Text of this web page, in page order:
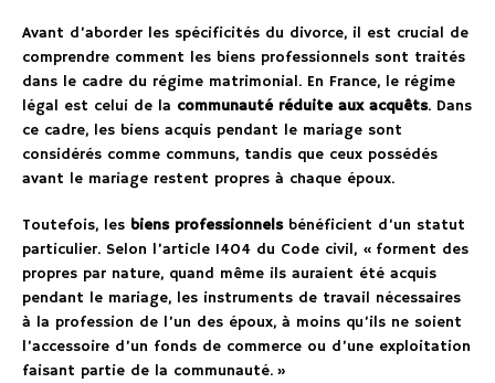
Avant d’aborder les spécificités du divorce, il est crucial de
comprendre comment les biens professionnels sont traités
dans le cadre du régime matrimonial. En France, le régime
légal est celui de la communauté réduite aux acquêts. Dans
ce cadre, les biens acquis pendant le mariage sont
considérés comme communs, tandis que ceux possédés
avant le mariage restent propres à chaque époux.
Toutefois, les biens professionnelsbénéficient d’un statut
particulier. Selon l’article 1404 du Code civil, « forment des
propres par nature, quand même ils auraient été acquis
pendant le mariage, les instruments de travail nécessaires
à la profession de l’un des époux, à moins qu’ils ne soient
l’accessoire d’un fonds de commerce ou d’une exploitation
faisant partie de la communauté. »